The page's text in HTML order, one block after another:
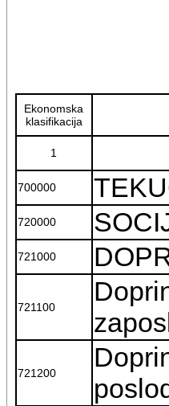
Ekonomska
klasifikacija
1
700000
720000
721000
721100
721200